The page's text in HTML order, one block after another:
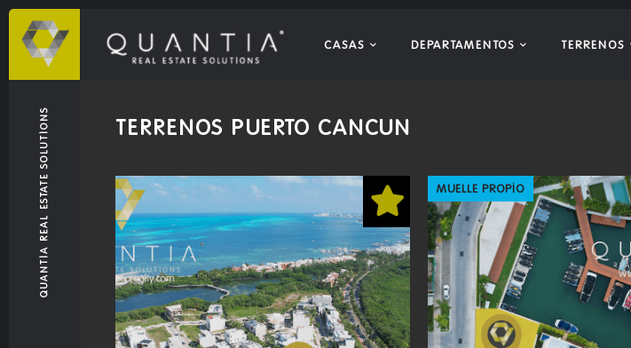
CASAS DEPARTAMENTOS TERRENOS
QUANTIA REAL ESTATE SOLUTIONS TERRENOS PUERTO CANCUN
MUELLE PROPIO